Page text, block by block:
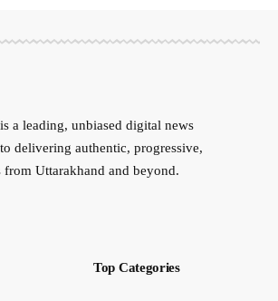
a leading, unbiased digital news
delivering authentic, progressive,
Uttarakhand and beyond.
Top Categories